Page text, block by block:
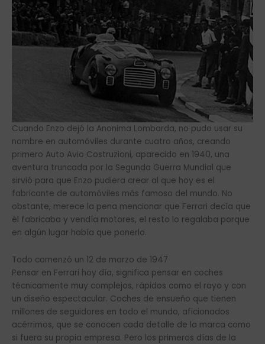
Cuando Enzo dejó la Anonima Lombarda, no pudo usar su
nombre en automóviles durante cuatro años, creando
primero Auto Avio Costruzioni, aparecido en 1940, una
aventura truncada por la Segunda Guerra Mundial que
sirvió para que Enzo pudiera crear al que hoy es el
fabricante de automóviles más famoso del mundo. No
obstante, merece la pena mencionar que Ferrari decía que
él fabricaba y vendía motores, el resto lo regalaba porque
en algún lugar había que ponerlo.
Todo comenzó un 12 de marzo de 1947
Pensar en Ferrari hoy día, significa pensar en coches
técnicamente muy complejos, rápidos como el rayo y con
un diseño espectacular. Coches de ensueño que tienen
millones de seguidores en todo el mundo, aficionados
acérrimos, que se conocen cada detalle de la marca como
si fuera su propia empresa. Pero los primeros días de la